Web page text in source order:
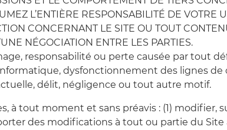
L’ENTIÈRE RESPONSABILITÉ DE VOTRE
CONCERNANT LE SITE OU TOUT
NÉGOCIATION ENTRE LES PARTIES.
responsabilité ou perte causée par tout
dysfonctionnement des lignes
délit, négligence ou tout autre motif.
à tout moment et sans préavis : (1)
des modifications à tout ou partie du